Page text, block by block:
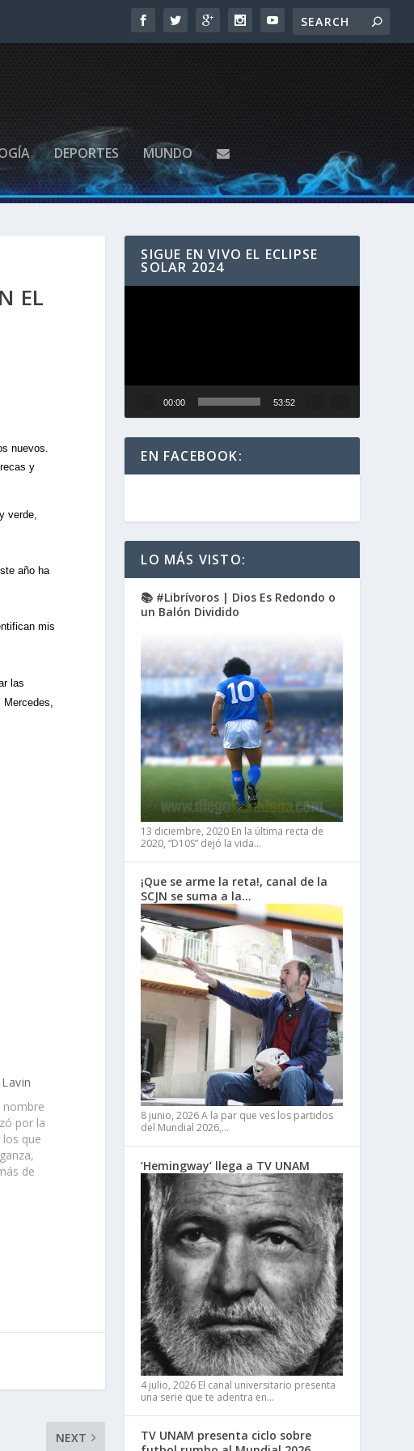
DEPORTES MUNDO
EL
nuevos.
y
verde,
año ha
mis
las
por la
que
de
NEXT
SIGUE EN VIVO EL ECLIPSE
SOLAR 2024
00:00 53:52
EN FACEBOOK:
LO MÁS VISTO:
📚 #Librívoros | Dios Es Redondo o
un Balón Dividido
13 diciembre, 2020 En la última recta de
2020, “D10S” dejó la vida…
¡Que se arme la reta!, canal de la
SCJN se suma a la…
8 junio, 2026A la par que ves los partidos
del Mundial 2026,…
‘Hemingway’ llega a TV UNAM
4 julio, 2026 El canal universitario presenta
una serie que te adentra en…
TV UNAM presenta ciclo sobre